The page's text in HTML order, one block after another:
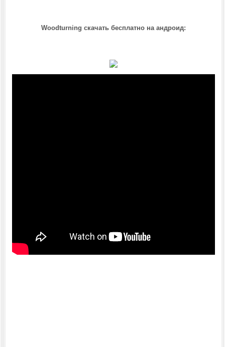
Woodturning скачать бесплатно на андроид: